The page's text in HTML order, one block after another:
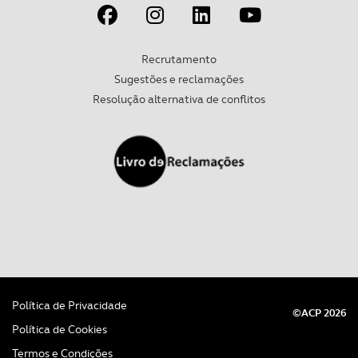
Recrutamento
Sugestões e reclamações
Resolução alternativa de conflitos
Política de Privacidade
Política de Cookies
Termos e Condições
©ACP 2026